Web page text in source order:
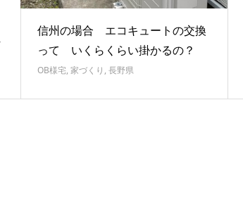
信州の場合 エコキュートの交換
って いくらくらい掛かるの？
OB様宅, 家づくり , 長野県